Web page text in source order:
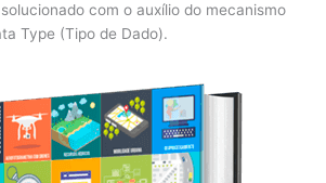
com o auxílio do mecanismo
Type (Tipo de Dado).